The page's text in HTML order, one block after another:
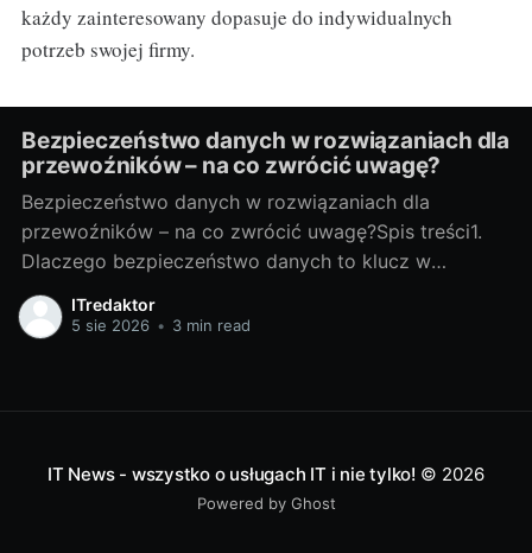
każdy zainteresowany dopasuje do indywidualnych
potrzeb swojej firmy.
Bezpieczeństwo danych w rozwiązaniach dla
przewoźników – na co zwrócić uwagę?
Bezpieczeństwo danych w rozwiązaniach dla
przewoźników – na co zwrócić uwagę?Spis treści1.
Dlaczego bezpieczeństwo danych to klucz w
transporcie?Jakie dane chronimy: trasy, telematyka,
dane klientów i kierowcówTransport generuje ogrom
prędkość, zużycie paliwa), listy przewozowe, dane
ITredaktor
5 sie 2026 • 3 min read
IT News - wszystko o usługach IT i nie tylko! © 2026
Powered by Ghost